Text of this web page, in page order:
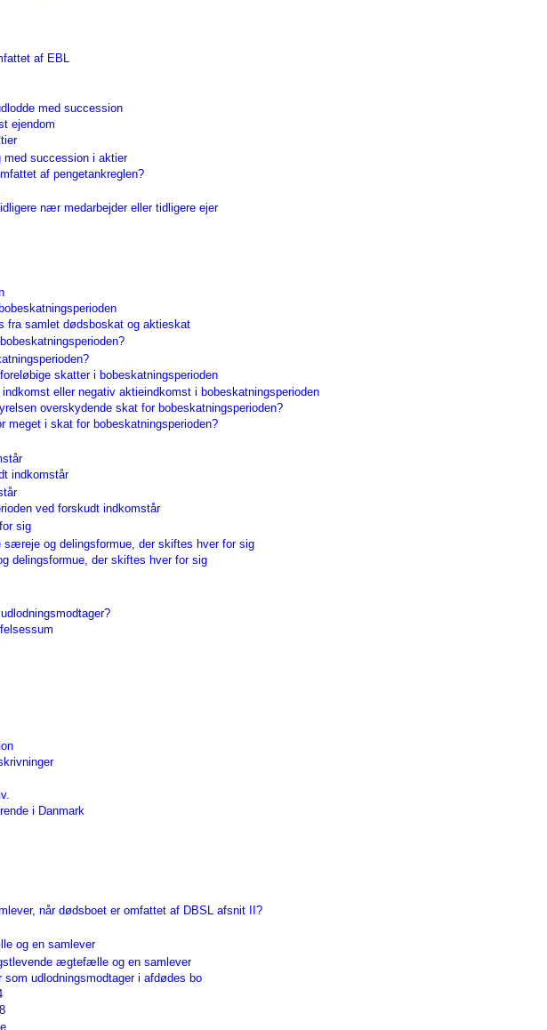
af EBL
med succession
ejendom
med succession i aktier
af pengetankreglen?
nær medarbejder eller tidligere ejer
samlet dødsboskat og aktieskat
skatter i bobeskatningsperioden
eller negativ aktieindkomst i bobeskatningsperioden
overskydende skat for bobeskatningsperioden?
meget i skat for bobeskatningsperioden?
indkomstår
ved forskudt indkomstår
sig
og delingsformue, der skiftes hver for sig
delingsformue, der skiftes hver for sig
i Danmark
når dødsboet er omfattet af DBSL afsnit II?
og en samlever
ægtefælle og en samlever
udlodningsmodtager i afdødes bo